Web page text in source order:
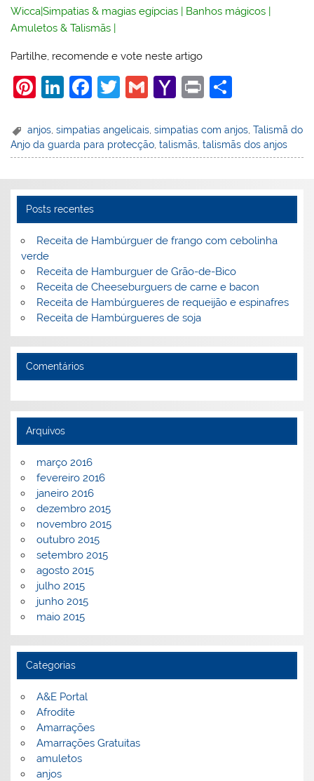
Wicca|Simpatias & magias egípcias | Banhos mágicos |
Amuletos & Talismãs |
Partilhe, recomende e vote neste artigo
Pi
er
e
st
Li
k
e
n
F
c
e
o
o
k
T
itt
er
G
ai
l
Y
h
o
M
ai
l
Pr
t
ar
e
anjos ,simpatias angelicais ,simpatias com anjos ,Talismã do
Anjo da guarda para protecção ,talismãs ,talismãs dos anjos
Posts recentes
Receita de Hambúrguer de frango com cebolinha
verde
Receita de Hamburguer de Grão-de-Bico
Receita de Cheeseburguers de carne e bacon
Receita de Hambúrgueres de requeijão e espinafres
Receita de Hambúrgueres de soja
Comentários
Arquivos
março 2016
fevereiro 2016
janeiro 2016
dezembro 2015
novembro 2015
outubro 2015
setembro 2015
agosto 2015
julho 2015
junho 2015
maio 2015
Categorias
A&E Portal
Afrodite
Amarrações
Amarrações Gratuitas
amuletos
anjos